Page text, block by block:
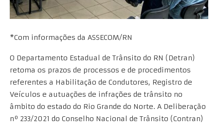
*Com informações da ASSECOM/RN
O Departamento Estadual de Trânsito do RN (Detran)
retoma os prazos de processos e de procedimentos
referentes a Habilitação de Condutores, Registro de
Veículos e autuações de infrações de trânsito no
âmbito do estado do Rio Grande do Norte. A Deliberação
nº 233/2021 do Conselho Nacional de Trânsito (Contran)